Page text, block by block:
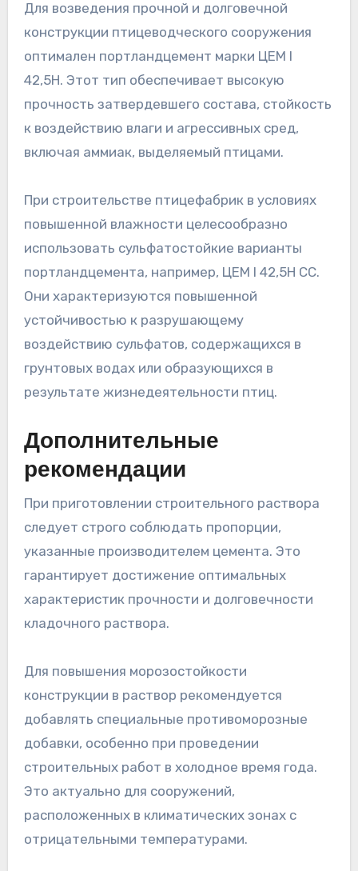
Для возведения прочной и долговечной
конструкции птицеводческого сооружения
оптимален портландцемент марки ЦЕМ I
42,5Н. Этот тип обеспечивает высокую
прочность затвердевшего состава, стойкость
к воздействию влаги и агрессивных сред,
включая аммиак, выделяемый птицами.
При строительстве птицефабрик в условиях
повышенной влажности целесообразно
использовать сульфатостойкие варианты
портландцемента, например, ЦЕМ I 42,5Н СС.
Они характеризуются повышенной
устойчивостью к разрушающему
воздействию сульфатов, содержащихся в
грунтовых водах или образующихся в
результате жизнедеятельности птиц.
Дополнительные
рекомендации
При приготовлении строительного раствора
следует строго соблюдать пропорции,
указанные производителем цемента. Это
гарантирует достижение оптимальных
характеристик прочности и долговечности
кладочного раствора.
Для повышения морозостойкости
конструкции в раствор рекомендуется
добавлять специальные противоморозные
добавки, особенно при проведении
строительных работ в холодное время года.
Это актуально для сооружений,
расположенных в климатических зонах с
отрицательными температурами.